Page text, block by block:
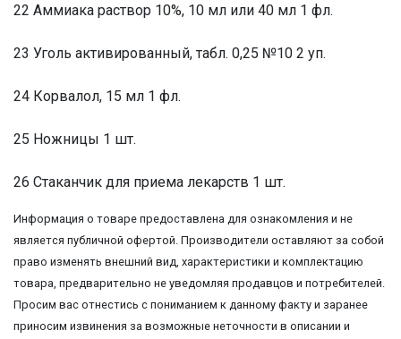
22 Аммиака раствор 10%, 10 мл или 40 мл 1 фл.
23 Уголь активированный, табл. 0,25 №10 2 уп.
24 Корвалол, 15 мл 1 фл.
25 Ножницы 1 шт.
26 Стаканчик для приема лекарств 1 шт.
Информация о товаре предоставлена для ознакомления и не
является публичной офертой. Производители оставляют за собой
право изменять внешний вид, характеристики и комплектацию
товара, предварительно не уведомляя продавцов и потребителей.
Просим вас отнестись с пониманием к данному факту и заранее
приносим извинения за возможные неточности в описании и